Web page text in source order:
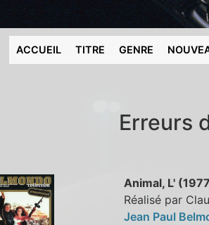
ACCUEIL TITRE GENRE
Erreurs
Animal, L'
Réalisé par
Jean Paul